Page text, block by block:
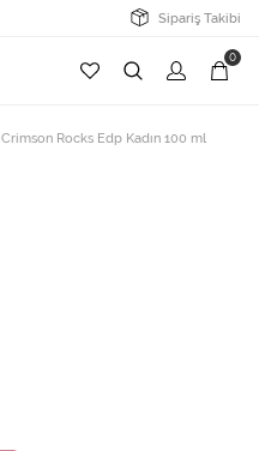
Sipariş Takibi
0
Crimson Rocks Edp Kadın 100 ml